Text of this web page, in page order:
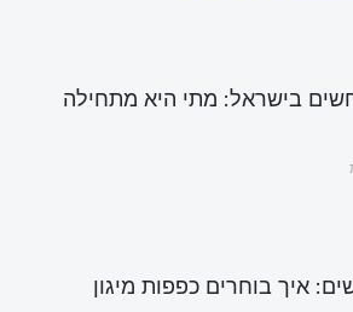
בישראל: מתי היא מתחילה
איך בוחרים כפפות מיגון